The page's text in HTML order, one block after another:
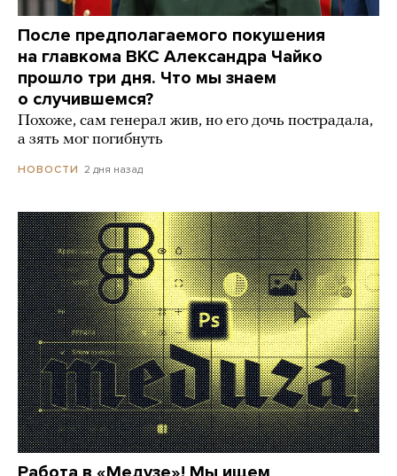
После предполагаемого покушения
на главкома ВКС Александра Чайко
прошло три дня. Что мы знаем
о случившемся?
Похоже, сам генерал жив, но его дочь пострадала,
а зять мог погибнуть
НОВОСТИ 2 дня назад